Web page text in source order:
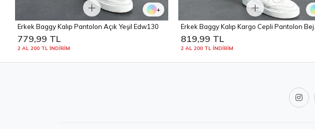
+
Erkek Baggy Kalıp Pantolon Açık Yeşil Edw130
779,99 TL
2 AL 200 TL İNDİRİM
Erkek Baggy Kalıp Kargo Cepli Pantolon Bej
Edw131
819,99 TL
2 AL 200 TL İNDİRİM